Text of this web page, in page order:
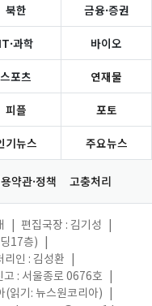
북한 금융·증권
IT·과학 바이오
스포츠 연재물
피플 포토
기뉴스 주요뉴스
약관·정책 고충처리
편집국장 : 김기성
17층)
리인 : 김성환
고 : 서울종로 0676호
(읽기: 뉴스원코리아)